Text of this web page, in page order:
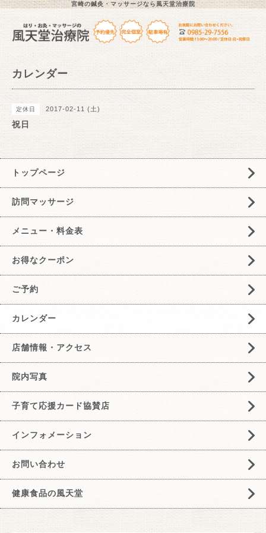
宮崎の鍼灸・マッサージなら風天堂治療院
カレンダー
定休日 2017-02-11 (土)
祝日
トップページ
訪問マッサージ
メニュー・料金表
お得なクーポン
ご予約
カレンダー
店舗情報・アクセス
院内写真
子育て応援カード協賛店
インフォメーション
お問い合わせ
健康食品の風天堂